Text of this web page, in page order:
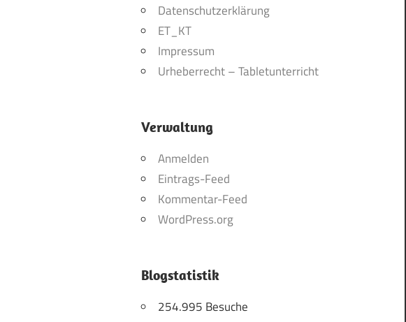
Datenschutzerklärung
ET_KT
Impressum
Urheberrecht – Tabletunterricht
Verwaltung
Anmelden
Eintrags-Feed
Kommentar-Feed
WordPress.org
Blogstatistik
254.995 Besuche